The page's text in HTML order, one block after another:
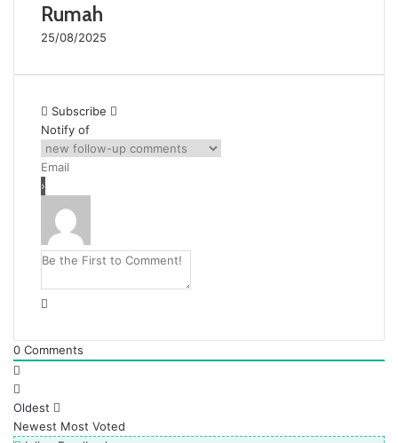
Rumah
25/08/2025
Subscribe
Notify of
0 Comments
Oldest
Newest Most Voted